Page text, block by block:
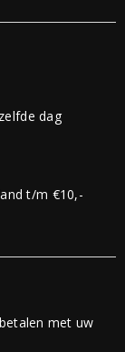
dag
t/m €10,-
met uw